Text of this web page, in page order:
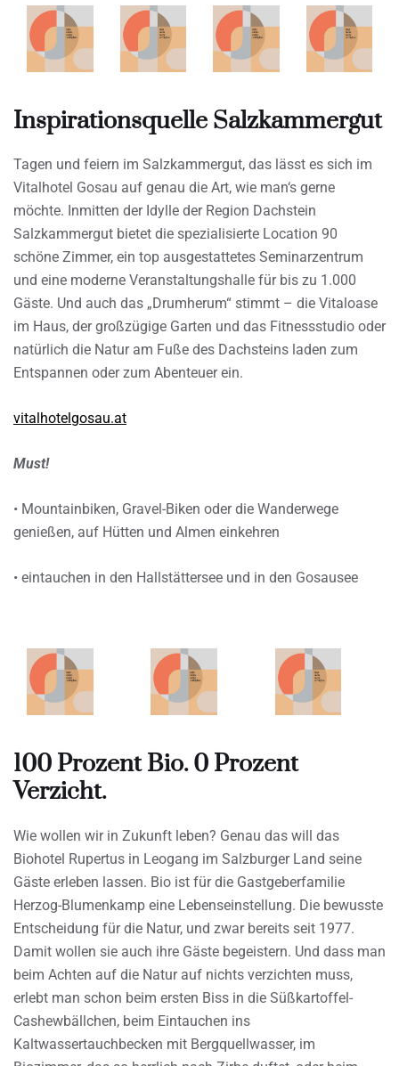
Inspirationsquelle Salzkammergut
Tagen und feiern im Salzkammergut, das lässt es sich im
Vitalhotel Gosau auf genau die Art, wie man‘s gerne
möchte. Inmitten der Idylle der Region Dachstein
Salzkammergut bietet die spezialisierte Location 90
schöne Zimmer, ein top ausgestattetes Seminarzentrum
und eine moderne Veranstaltungshalle für bis zu 1.000
Gäste. Und auch das „Drumherum“ stimmt – die Vitaloase
im Haus, der großzügige Garten und das Fitnessstudio oder
natürlich die Natur am Fuße des Dachsteins laden zum
Entspannen oder zum Abenteuer ein.
vitalhotelgosau.at
Must!
• Mountainbiken, Gravel-Biken oder die Wanderwege
genießen, auf Hütten und Almen einkehren
• eintauchen in den Hallstättersee und in den Gosausee
100 Prozent Bio. 0 Prozent
Verzicht.
Wie wollen wir in Zukunft leben? Genau das will das
Biohotel Rupertus in Leogang im Salzburger Land seine
Gäste erleben lassen. Bio ist für die Gastgeberfamilie
Herzog-Blumenkamp eine Lebenseinstellung. Die bewusste
Entscheidung für die Natur, und zwar bereits seit 1977.
Damit wollen sie auch ihre Gäste begeistern. Und dass man
beim Achten auf die Natur auf nichts verzichten muss,
erlebt man schon beim ersten Biss in die Süßkartoffel-
Cashewbällchen, beim Eintauchen ins
Kaltwassertauchbecken mit Bergquellwasser, im